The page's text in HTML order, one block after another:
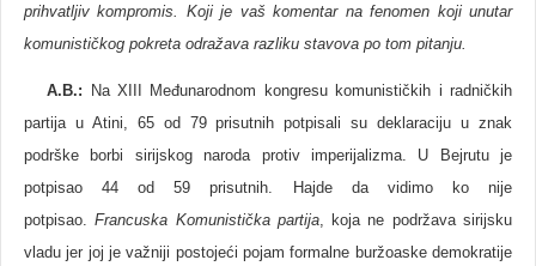
prihvatljiv kompromis. Koji je vaš komentar na fenomen koji unutar
komunističkog pokreta odražava razliku stavova po tom pitanju.
A.B.:
Na XIII Međunarodnom kongresu komunističkih i radničkih
partija u Atini, 65 od 79 prisutnih potpisali su deklaraciju u znak
podrške borbi sirijskog naroda protiv imperijalizma. U Bejrutu je
potpisao 44 od 59 prisutnih. Hajde da vidimo ko nije
potpisao.Francuska Komunistička partija, koja ne podržava sirijsku
vladu jer joj je važniji postojeći pojam formalne buržoaske demokratije